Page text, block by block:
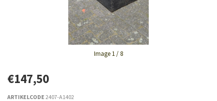
Image 1/ 8
€147,50
ARTIKELCODE 2407-A1402